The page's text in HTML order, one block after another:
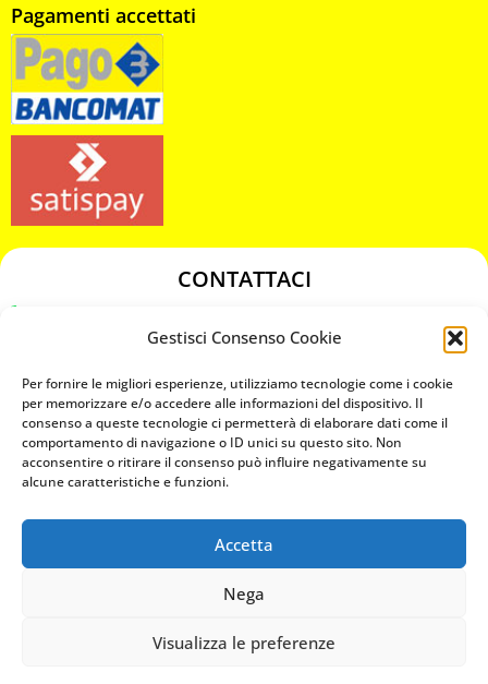
Gestisci Consenso Cookie
Per fornire le migliori esperienze, utilizziamo tecnologie come i cookie
per memorizzare e/o accedere alle informazioni del dispositivo. Il
consenso a queste tecnologie ci permetterà di elaborare dati come il
comportamento di navigazione o ID unici su questo sito. Non
acconsentire o ritirare il consenso può influire negativamente su
alcune caratteristiche e funzioni.
Accetta
Nega
Visualizza le preferenze
Pagamenti accettati
CONTATTACI
chiavicodificate@gmail.com
Privacy Policy
Cookie Policy
MAPS
CHIAMA ORA